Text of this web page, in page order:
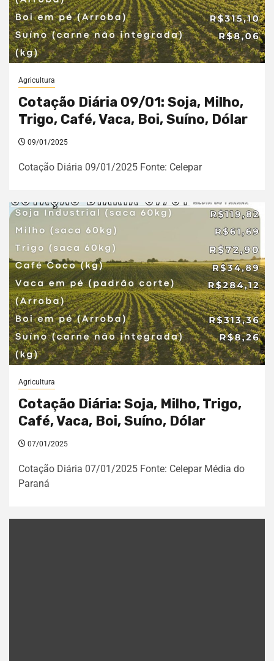
Agricultura
Cotação Diária 09/01: Soja, Milho,
Trigo, Café, Vaca, Boi, Suíno, Dólar
09/01/2025
Cotação Diária 09/01/2025 Fonte: Celepar
Agricultura
Cotação Diária: Soja, Milho, Trigo,
Café, Vaca, Boi, Suíno, Dólar
07/01/2025
Cotação Diária 07/01/2025 Fonte: Celepar Média do
Paraná